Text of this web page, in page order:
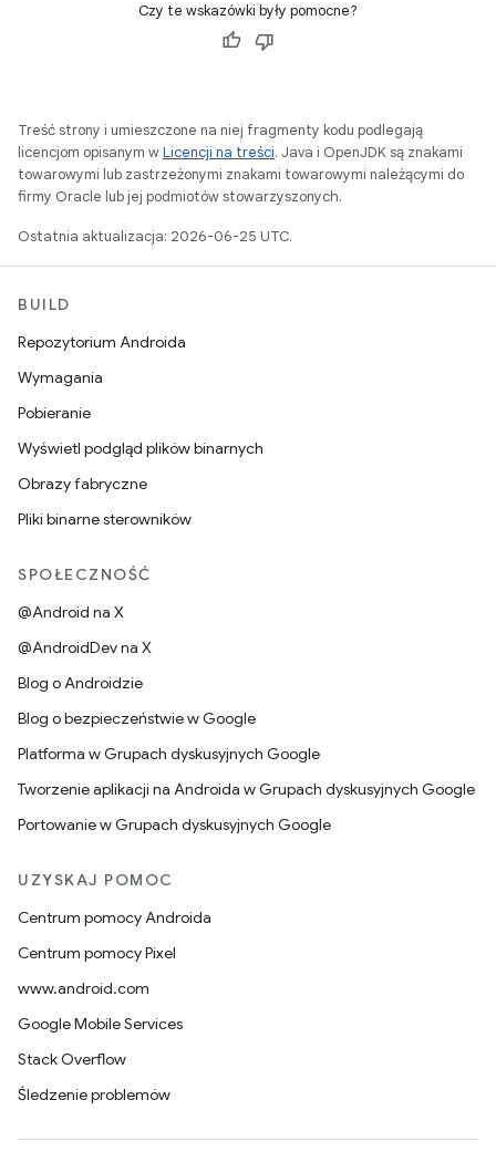
Czy te wskazówki były pomocne?
Treść strony i umieszczone na niej fragmenty kodu podlegają
licencjom opisanym wLicencji na treści. Java i OpenJDK są znakami
towarowymi lub zastrzeżonymi znakami towarowymi należącymi do
firmy Oracle lub jej podmiotów stowarzyszonych.
Ostatnia aktualizacja: 2026-06-25 UTC.
BUILD
Repozytorium Androida
Wymagania
Pobieranie
Wyświetl podgląd plików binarnych
Obrazy fabryczne
Pliki binarne sterowników
SPOŁECZNOŚĆ
@Android na X
@AndroidDev na X
Blog o Androidzie
Blog o bezpieczeństwie w Google
Platforma w Grupach dyskusyjnych Google
Tworzenie aplikacji na Androida w Grupach dyskusyjnych Google
Portowanie w Grupach dyskusyjnych Google
UZYSKAJ POMOC
Centrum pomocy Androida
Centrum pomocy Pixel
www.android.com
Google Mobile Services
Stack Overflow
Śledzenie problemów